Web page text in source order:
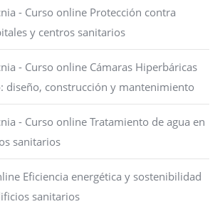
- Curso online Protección contra
y centros sanitarios
- Curso online Cámaras Hiperbáricas
diseño, construcción y mantenimiento
- Curso online Tratamiento de agua en
sanitarios
Eficiencia energética y sostenibilidad
sanitarios